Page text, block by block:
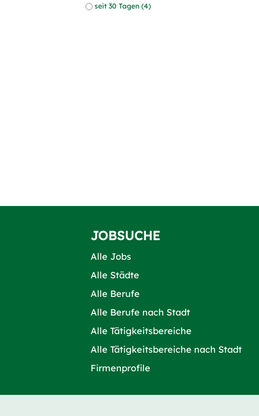
seit 30 Tagen (4)
JOBSUCHE
Alle Jobs
Alle Städte
Alle Berufe
Alle Berufe nach Stadt
Alle Tätigkeitsbereiche
Alle Tätigkeitsbereiche nach Stadt
Firmenprofile